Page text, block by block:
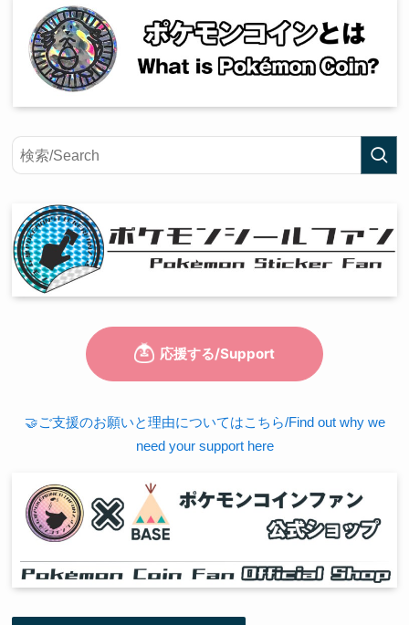
🤝ご支援のお願いと理由についてはこちら/Find out why we
need your support here